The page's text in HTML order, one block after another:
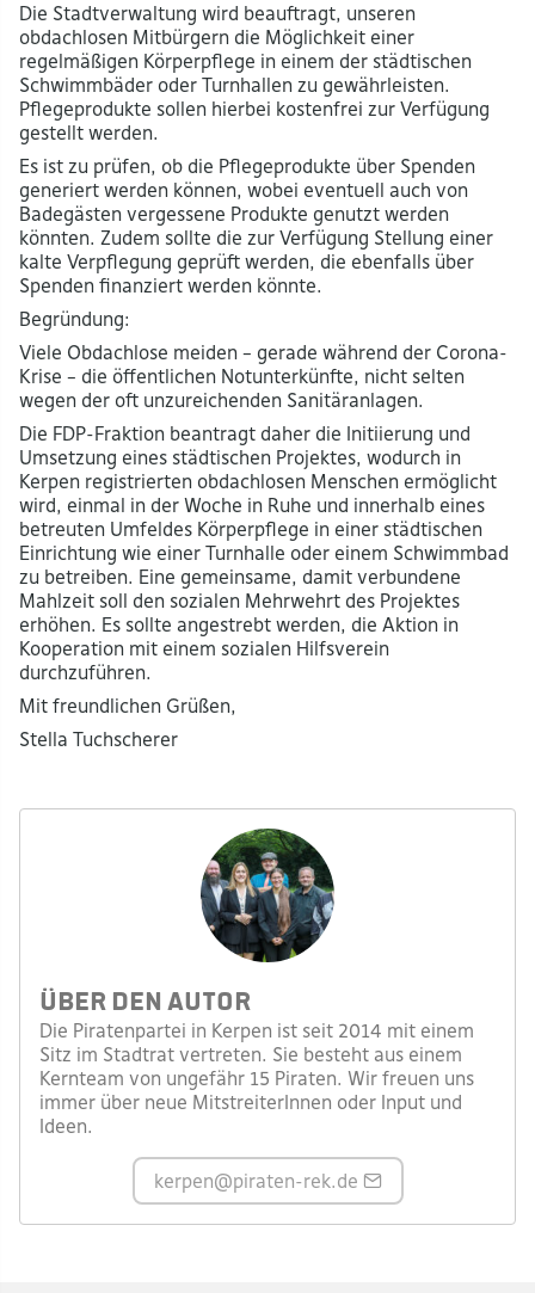
Die Stadtverwaltung wird beauftragt, unseren
obdachlosen Mitbürgern die Möglichkeit einer
regelmäßigen Körperpflege in einem der städtischen
Schwimmbäder oder Turnhallen zu gewährleisten.
Pflegeprodukte sollen hierbei kostenfrei zur Verfügung
gestellt werden.
Es ist zu prüfen, ob die Pflegeprodukte über Spenden
generiert werden können, wobei eventuell auch von
Badegästen vergessene Produkte genutzt werden
könnten. Zudem sollte die zur Verfügung Stellung einer
kalte Verpflegung geprüft werden, die ebenfalls über
Spenden finanziert werden könnte.
Begründung:
Viele Obdachlose meiden – gerade während der Corona-
Krise – die öffentlichen Notunterkünfte, nicht selten
wegen der oft unzureichenden Sanitäranlagen.
Die FDP-Fraktion beantragt daher die Initiierung und
Umsetzung eines städtischen Projektes, wodurch in
Kerpen registrierten obdachlosen Menschen ermöglicht
wird, einmal in der Woche in Ruhe und innerhalb eines
betreuten Umfeldes Körperpflege in einer städtischen
Einrichtung wie einer Turnhalle oder einem Schwimmbad
zu betreiben. Eine gemeinsame, damit verbundene
Mahlzeit soll den sozialen Mehrwehrt des Projektes
erhöhen. Es sollte angestrebt werden, die Aktion in
Kooperation mit einem sozialen Hilfsverein
durchzuführen.
Mit freundlichen Grüßen,
Stella Tuchscherer
Über den Autor
Die Piratenpartei in Kerpen ist seit 2014 mit einem
Sitz im Stadtrat vertreten. Sie besteht aus einem
Kernteam von ungefähr 15 Piraten. Wir freuen uns
immer über neue MitstreiterInnen oder Input und
Ideen.
kerpen@piraten-rek.de